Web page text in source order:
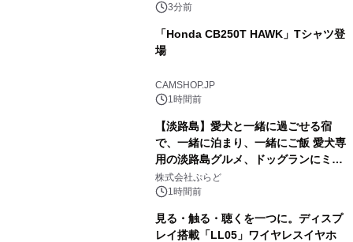
3分前
「Honda CB250T HAWK」Tシャツ登
場
CAMSHOP.JP
1時間前
【淡路島】愛犬と一緒に過ごせる宿
で、一緒に泊まり、一緒にご飯 愛犬専
用の淡路島グルメ、ドッグランにミニ
プール グランピングとトレーラーハウ
スの2施設で
株式会社ぷらど
1時間前
見る・触る・聴くを一つに。ディスプ
レイ搭載「LL05」ワイヤレスイヤホ